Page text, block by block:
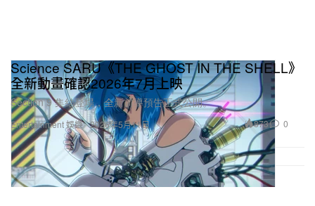
Entertainment 娛樂
Science SARU《THE GHOST IN THE SHELL》
全新動畫確認2026年7月上映
Section 9 集結登場，全新前導預告正式公開。
2026年5月11日 873 0